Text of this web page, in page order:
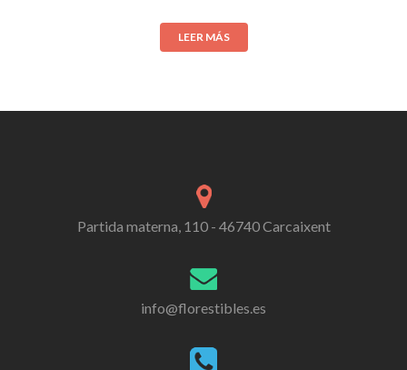
LEER MÁS
Partida materna, 110 - 46740 Carcaixent
info@florestibles.es